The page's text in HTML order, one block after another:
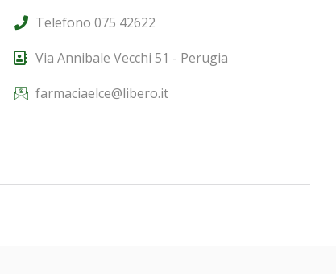
Telefono 075 42622
Via Annibale Vecchi 51 - Perugia
farmaciaelce@libero.it